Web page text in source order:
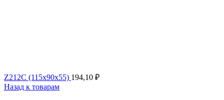
Z212C (115x90x55) 194,10 ₽
Назад к товарам